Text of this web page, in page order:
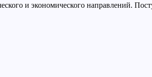
и экономического направлений.